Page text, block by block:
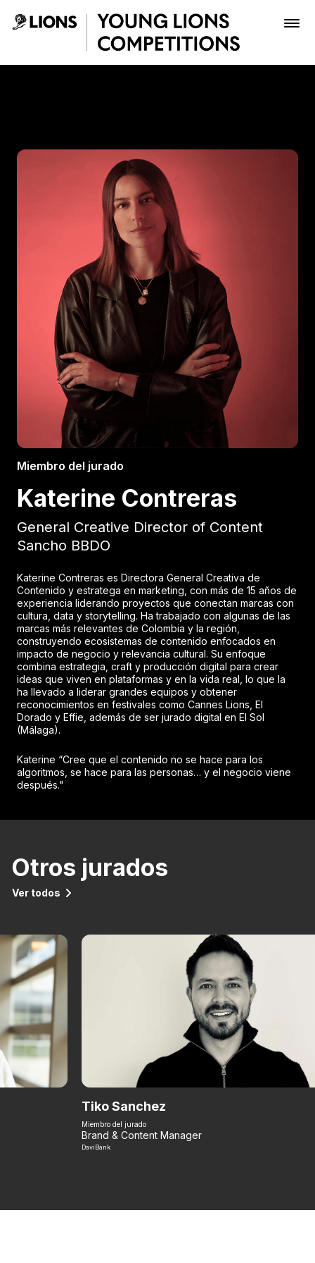
Saltar al contenido principal
Inscribir
Boletería
Miembro del jurado
Katerine Contreras
General Creative Director of Content
Sancho BBDO
Katerine Contreras es Directora General Creativa de
Contenido y estratega en marketing, con más de 15 años de
experiencia liderando proyectos que conectan marcas con
cultura, data y storytelling. Ha trabajado con algunas de las
marcas más relevantes de Colombia y la región,
construyendo ecosistemas de contenido enfocados en
impacto de negocio y relevancia cultural. Su enfoque
combina estrategia, craft y producción digital para crear
ideas que viven en plataformas y en la vida real, lo que la
ha llevado a liderar grandes equipos y obtener
reconocimientos en festivales como Cannes Lions, El
Dorado y Effie, además de ser jurado digital en El Sol
(Málaga).
Katerine “Cree que el contenido no se hace para los
algoritmos, se hace para las personas… y el negocio viene
después."
Otros jurados
Ver todos
Tiko Sanchez
Miembro del jurado
Brand & Content Manager
DaviBank